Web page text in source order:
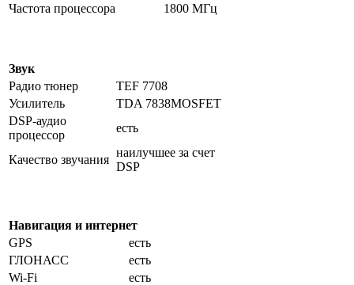
Частота процессора 1800 МГц
Звук
Радио тюнер
TEF 7708
Усилитель
TDA 7838MOSFET
DSP-аудио
процессор
есть
Качество звучания
наилучшее за счет
DSP
Навигация и интернет
GPS
есть
ГЛОНАСС
есть
Wi-Fi
есть